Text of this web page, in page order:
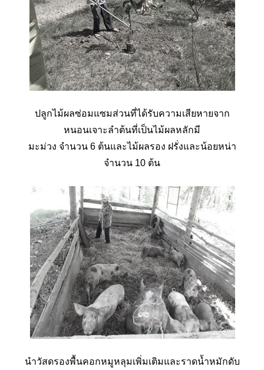
ปลูกไม้ผลซ่อมแซมส่วนที่ได้รับความเสียหายจาก
หนอนเจาะลำต้นที่เป็นไม้ผลหลักมี
มะม่วง จำนวน 6 ต้นและไม้ผลรอง ฝรั่งและน้อยหน่า
จำนวน 10 ต้น
นำวัสดรองพื้นคอกหมูหลุมเพิ่มเติมและราดน้ำหมักดับ